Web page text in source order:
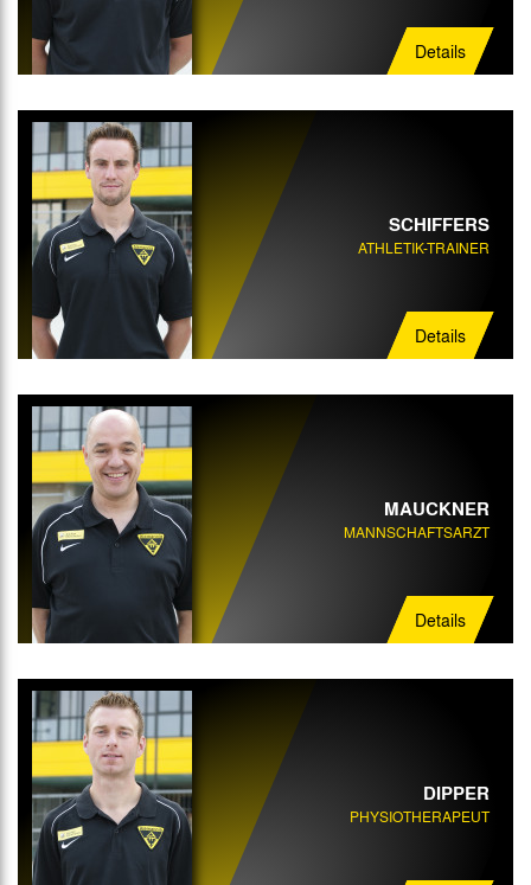
Details
SCHIFFERS
ATHLETIK-TRAINER
Details
MAUCKNER
MANNSCHAFTSARZT
Details
DIPPER
PHYSIOTHERAPEUT